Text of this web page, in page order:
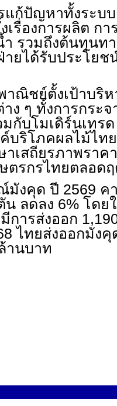
แก้ปัญหาทั้งระบ
เรื่องการผลิต ก
รวมถึงต้นทุนท
ายได้รับประโยช
าณิชย์ตั้งเป้าบริ
ง ๆ ทั้งการกระ
กับโมเดิร์นเทร
บริโภคผลไม้ไท
าเสถียรภาพราค
ตรกรไทยตลอด
งคุด ปี 2569 ค
น ลดลง 6% โดย
การส่งออก
ไทยส่งออกมัง
านบาท